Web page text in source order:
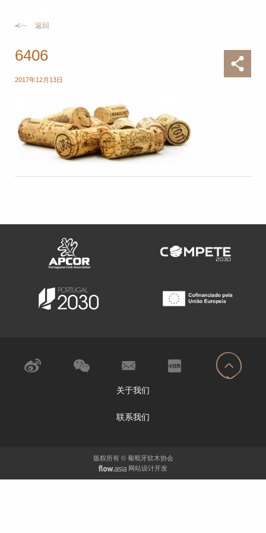
返回
6406
2017年12月13日
关于我们
联系我们
版权所有 © 葡萄牙软木协会
网站设计开发